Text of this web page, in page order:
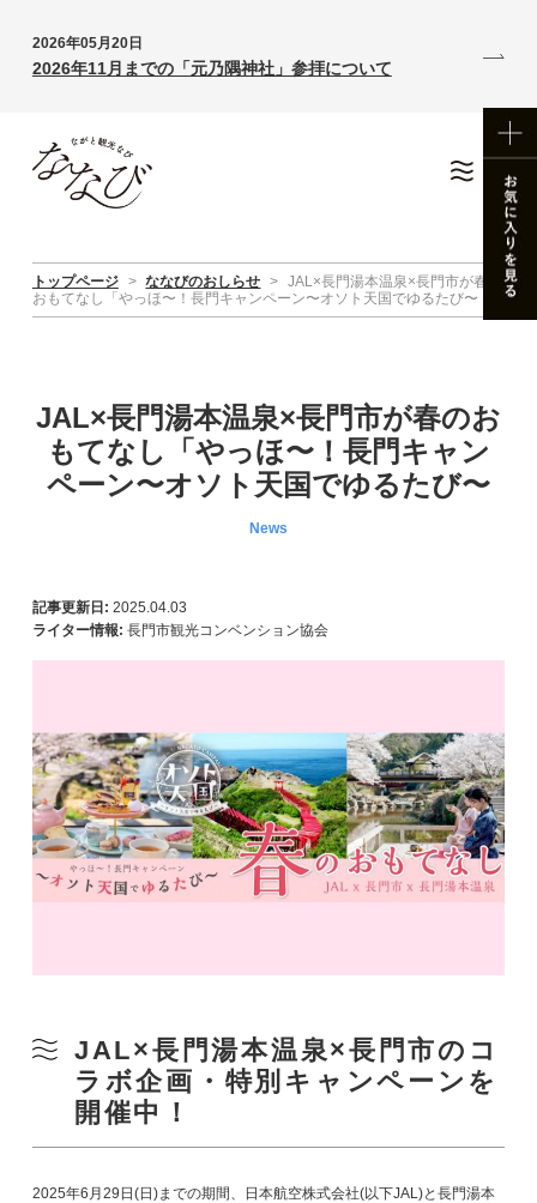
2026年05月20日
2026年11月までの「元乃隅神社」参拝について
トップページ > ななびのおしらせ > JAL×長門湯本温泉×長門市が春の
おもてなし「やっほ〜！長門キャンペーン〜オソト天国でゆるたび〜
JAL×長門湯本温泉×長門市が春のお
もてなし「やっほ〜！長門キャン
ペーン〜オソト天国でゆるたび〜
News
記事更新日: 2025.04.03
ライター情報: 長門市観光コンベンション協会
JAL×長門湯本温泉×長門市のコ
ラボ企画・特別キャンペーンを
開催中！
2025年6月29日(日)までの期間、日本航空株式会社(以下JAL)と長門湯本